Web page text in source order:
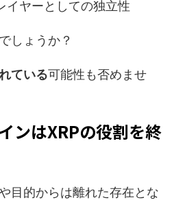
イヤーとしての独立性
しょうか？
ている可能性も否めませ
ンはXRPの役割を終
目的からは離れた存在とな